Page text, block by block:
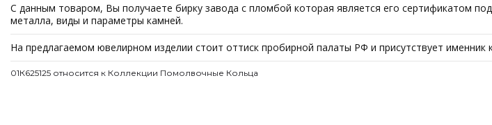
С данным товаром, Вы получаете бирку завода с пломбой которая является его сертификатом
металла, виды и параметры камней.
На предлагаемом ювелирном изделии стоит оттиск пробирной палаты РФ и присутствует именник
01К625125 относится к Коллекции Помолвочные Кольца